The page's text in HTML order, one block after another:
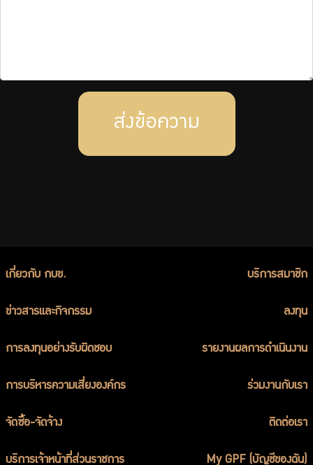
ส่งข้อความ
เกี่ยวกับ กบข. บริการสมาชิก
ข่าวสารและกิจกรรม ลงทุน
การลงทุนอย่างรับผิดชอบ รายงานผลการดำเนินงาน
การบริหารความเสี่ยงองค์กร ร่วมงานกับเรา
จัดซื้อ-จัดจ้าง ติดต่อเรา
บริการเจ้าหน้าที่ส่วนราชการ My GPF (บัญชีของฉัน)